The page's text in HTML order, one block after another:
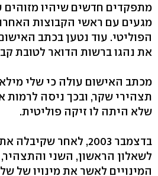
מתפקדים חדשים שיהיו מזוהים
מגעים עם ראשי הקבוצות
הפוליטי. עוד נטען בכתב
את נהגו ברשות הדואר לטובת
מכתב האישום עולה כי שלי
תצהירי שקר, ובכך ניסה לרמות
שלא היתה לו זיקה פוליטית.
בדצמבר 2003, לאחר
לשאלון הראשון, השני
המינויים לאשר את מינויו של